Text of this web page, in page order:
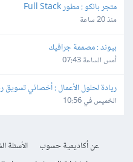
متجر بانكو : مطور Full Stack
منذ 20 ساعة
بيوند : مصممة جرافيك
أمس الساعة 07:43
ريادة لحلول الأعمال : أخصائي تسويق
الخميس في 10:56
عن أكاديمية حسوب الأسئلة